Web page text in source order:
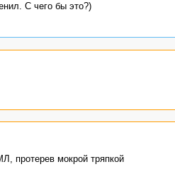
С чего бы это?)
протерев мокрой тряпкой